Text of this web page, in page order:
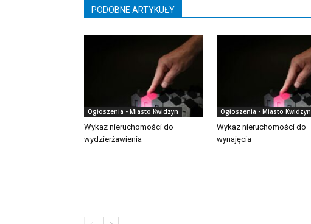
PODOBNE ARTYKUŁY
Ogłoszenia - Miasto Kwidzyn
Wykaz nieruchomości do
wydzierżawienia
Ogłoszenia - Miasto Kwidzyn
Wykaz nieruchomości do
wynajęcia